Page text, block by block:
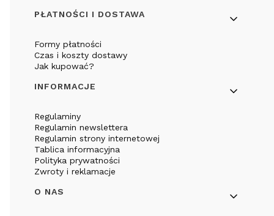
PŁATNOŚCI I DOSTAWA
Formy płatności
Czas i koszty dostawy
Jak kupować?
INFORMACJE
Regulaminy
Regulamin newslettera
Regulamin strony internetowej
Tablica informacyjna
Polityka prywatności
Zwroty i reklamacje
O NAS